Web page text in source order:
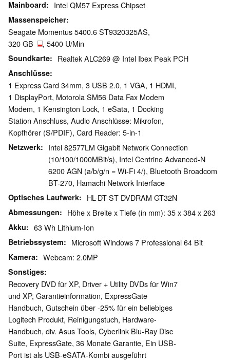
Mainboard Intel QM57 Express Chipset
Massenspeicher
Seagate Momentus 5400.6 ST9320325AS,
320 GB
, 5400 U/Min
Soundkarte Realtek ALC269 @ Intel Ibex Peak PCH
Anschlüsse
1 Express Card 34mm, 3 USB 2.0, 1 VGA, 1 HDMI,
1 DisplayPort, Motorola SM56 Data Fax Modem
Modem, 1 Kensington Lock, 1 eSata, 1 Docking
Station Anschluss, Audio Anschlüsse: Mikrofon,
Kopfhörer (S/PDIF), Card Reader: 5-in-1
Netzwerk
Intel 82577LM Gigabit Network Connection
(10/100/1000MBit/s), Intel Centrino Advanced-N
6200 AGN (a/b/g/n = Wi-Fi 4/), Bluetooth Broadcom
BT-270, Hamachi Network Interface
Optisches Laufwerk HL-DT-ST DVDRAM GT32N
Abmessungen Höhe x Breite x Tiefe (in mm): 35 x 384 x 263
Akku 63 Wh Lithium-Ion
Betriebssystem Microsoft Windows 7 Professional 64 Bit
Kamera Webcam: 2.0MP
Sonstiges
Recovery DVD für XP, Driver + Utility DVDs für Win7
und XP, Garantieinformation, ExpressGate
Handbuch, Gutschein über -25% für ein beliebiges
Logitech Produkt, Reinigungstuch, Hardware-
Handbuch, div. Asus Tools, Cyberlink Blu-Ray Disc
Suite, ExpressGate, 36 Monate Garantie, Ein USB-
Port ist als USB-eSATA-Kombi ausgeführt